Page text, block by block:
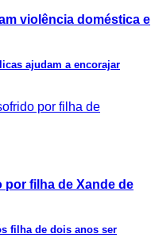
violência doméstica e
ajudam a encorajar
por filha de Xande de
filha de dois anos ser